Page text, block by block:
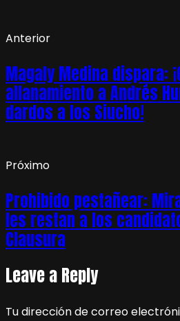
Anterior
Magaly Medina dispara:
allanamiento a Andrés
dardos a los Siucho!
Próximo
Prohibido pestañear:
les restan a los
Clausura
Leave a Reply
Tu dirección de correo